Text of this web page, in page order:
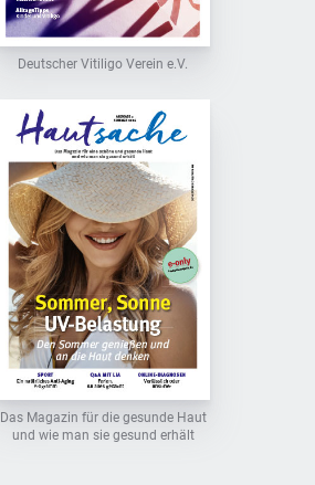
Deutscher Vitiligo Verein e.V.
Das Magazin für die gesunde Haut
und wie man sie gesund erhält